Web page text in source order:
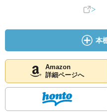
本
Amazon
詳細ページへ